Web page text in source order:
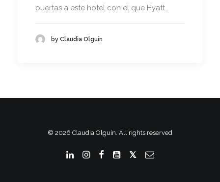
puertas a este hotel con el que Hyatt…
by Claudia Olguín
© 2026 Claudia Olguín. All rights reserved